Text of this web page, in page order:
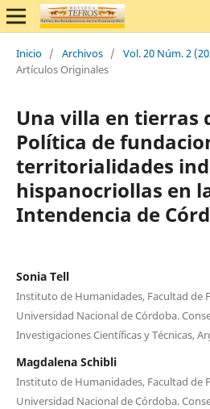
Inicio / Archivos / Vol. 20 Núm. 2
Artículos Originales
Una villa en tierras
Política de
territorialidades
hispanocriollas en
Intendencia de
Sonia Tell
Instituto de Humanidades, Facultad de
Universidad Nacional de Córdoba.
Investigaciones Científicas y Técnicas,
Magdalena Schibli
Instituto de Humanidades, Facultad de
Universidad Nacional de Córdoba.